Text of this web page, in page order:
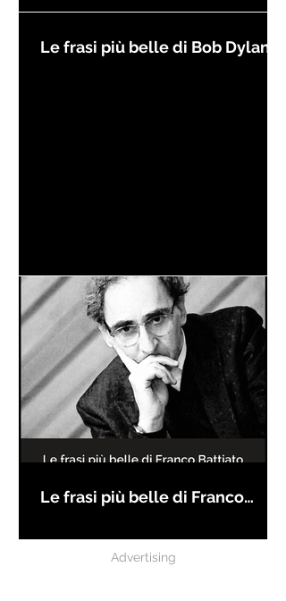
Le frasi più belle di Bob Dylan
Le frasi più belle di Franco
Advertising